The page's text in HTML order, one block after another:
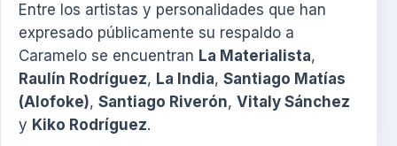
Entre los artistas y personalidades que han
expresado públicamente su respaldo a
Caramelo se encuentran La Materialista,
Raulín Rodríguez, La India, Santiago Matías
(Alofoke), Santiago Riverón, Vitaly Sánchez
y Kiko Rodríguez.